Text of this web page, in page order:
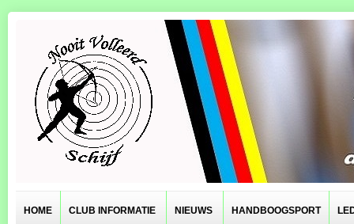
HOME CLUB INFORMATIE NIEUWS HANDBOOGSPORT